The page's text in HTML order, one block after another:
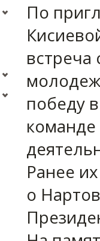
По
встреча
победу
Ранее
о